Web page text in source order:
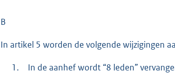
B
In artikel 5 worden de volgende wijzigingen
1. In de aanhef wordt “8 leden”